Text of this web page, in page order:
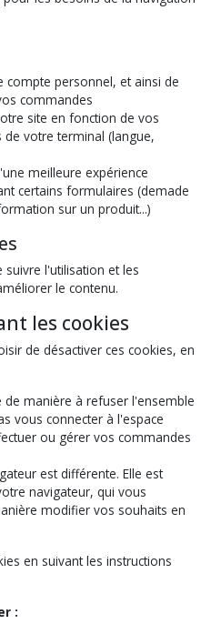
compte personnel, et ainsi de
commandes
site en fonction de vos
votre terminal (langue,
meilleure expérience
certains formulaires (demade
sur un produit...)
l'utilisation et les
le contenu.
les cookies
de désactiver ces cookies, en
manière à refuser l'ensemble
vous connecter à l'espace
ou gérer vos commandes
est différente. Elle est
navigateur, qui vous
modifier vos souhaits en
en suivant les instructions
: